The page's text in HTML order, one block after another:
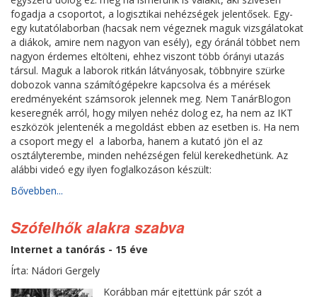
fogadja a csoportot, a logisztikai nehézségek jelentősek. Egy-
egy kutatólaborban (hacsak nem végeznek maguk vizsgálatokat
a diákok, amire nem nagyon van esély), egy óránál többet nem
nagyon érdemes eltölteni, ehhez viszont több órányi utazás
társul. Maguk a laborok ritkán látványosak, többnyire szürke
dobozok vanna számítógépekre kapcsolva és a mérések
eredményeként számsorok jelennek meg. Nem TanárBlogon
keseregnék arról, hogy milyen nehéz dolog ez, ha nem az IKT
eszközök jelentenék a megoldást ebben az esetben is. Ha nem
a csoport megy el a laborba, hanem a kutató jön el az
osztályterembe, minden nehézségen felül kerekedhetünk. Az
alábbi videó egy ilyen foglalkozáson készült:
Bővebben...
Szófelhők alakra szabva
Internet a tanórás - 15 éve
Írta: Nádori Gergely
Korábban már ejtettünk pár szót a